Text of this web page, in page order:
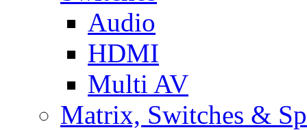
Audio
HDMI
Multi AV
Matrix, Switches &